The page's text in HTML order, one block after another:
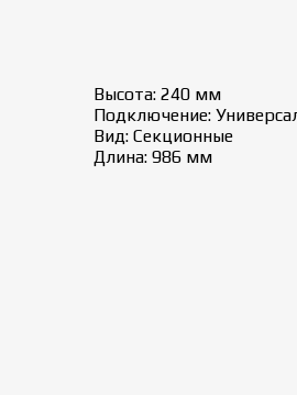
Высота: 240 мм
Подключение:
Вид: Секционные
Длина: 986 мм